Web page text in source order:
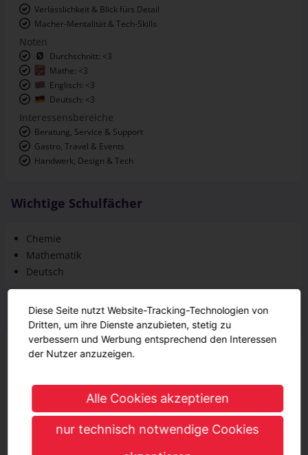
Verlässlichkeit & Blick fürs Detail
Macher-Mentalität & Tech-Skills
Noten
Durchschnitt: <3
Mathe: <3
Englisch: <3
Deutsch: <3
Interessensbereiche
Beratung, Service & Support
Gastro, Travel & Events
Handwerk, Design & Tech
Wichtige Schulfächer
Chemie
Mathematik
Deutsch
Ausbildungsinhalte
Vorbereiten von Arbeitsabläufen; Arbeiten im Team
Durchführen von qualitätssichernden Maßnahmen
Handhaben von Anlagen, Maschinen und Geräten
Lagern und Kontrollieren von Lebensmitteln,
Verpackungsmaterialien und Betriebsmitteln
Diese Seite nutzt Website-Tracking-Technologien von
Dritten, um ihre Dienste anzubieten, stetig zu
verbessern und Werbung entsprechend den Interessen
der Nutzer anzuzeigen.
Alle Cookies akzeptieren
nur technisch notwendige Cookies